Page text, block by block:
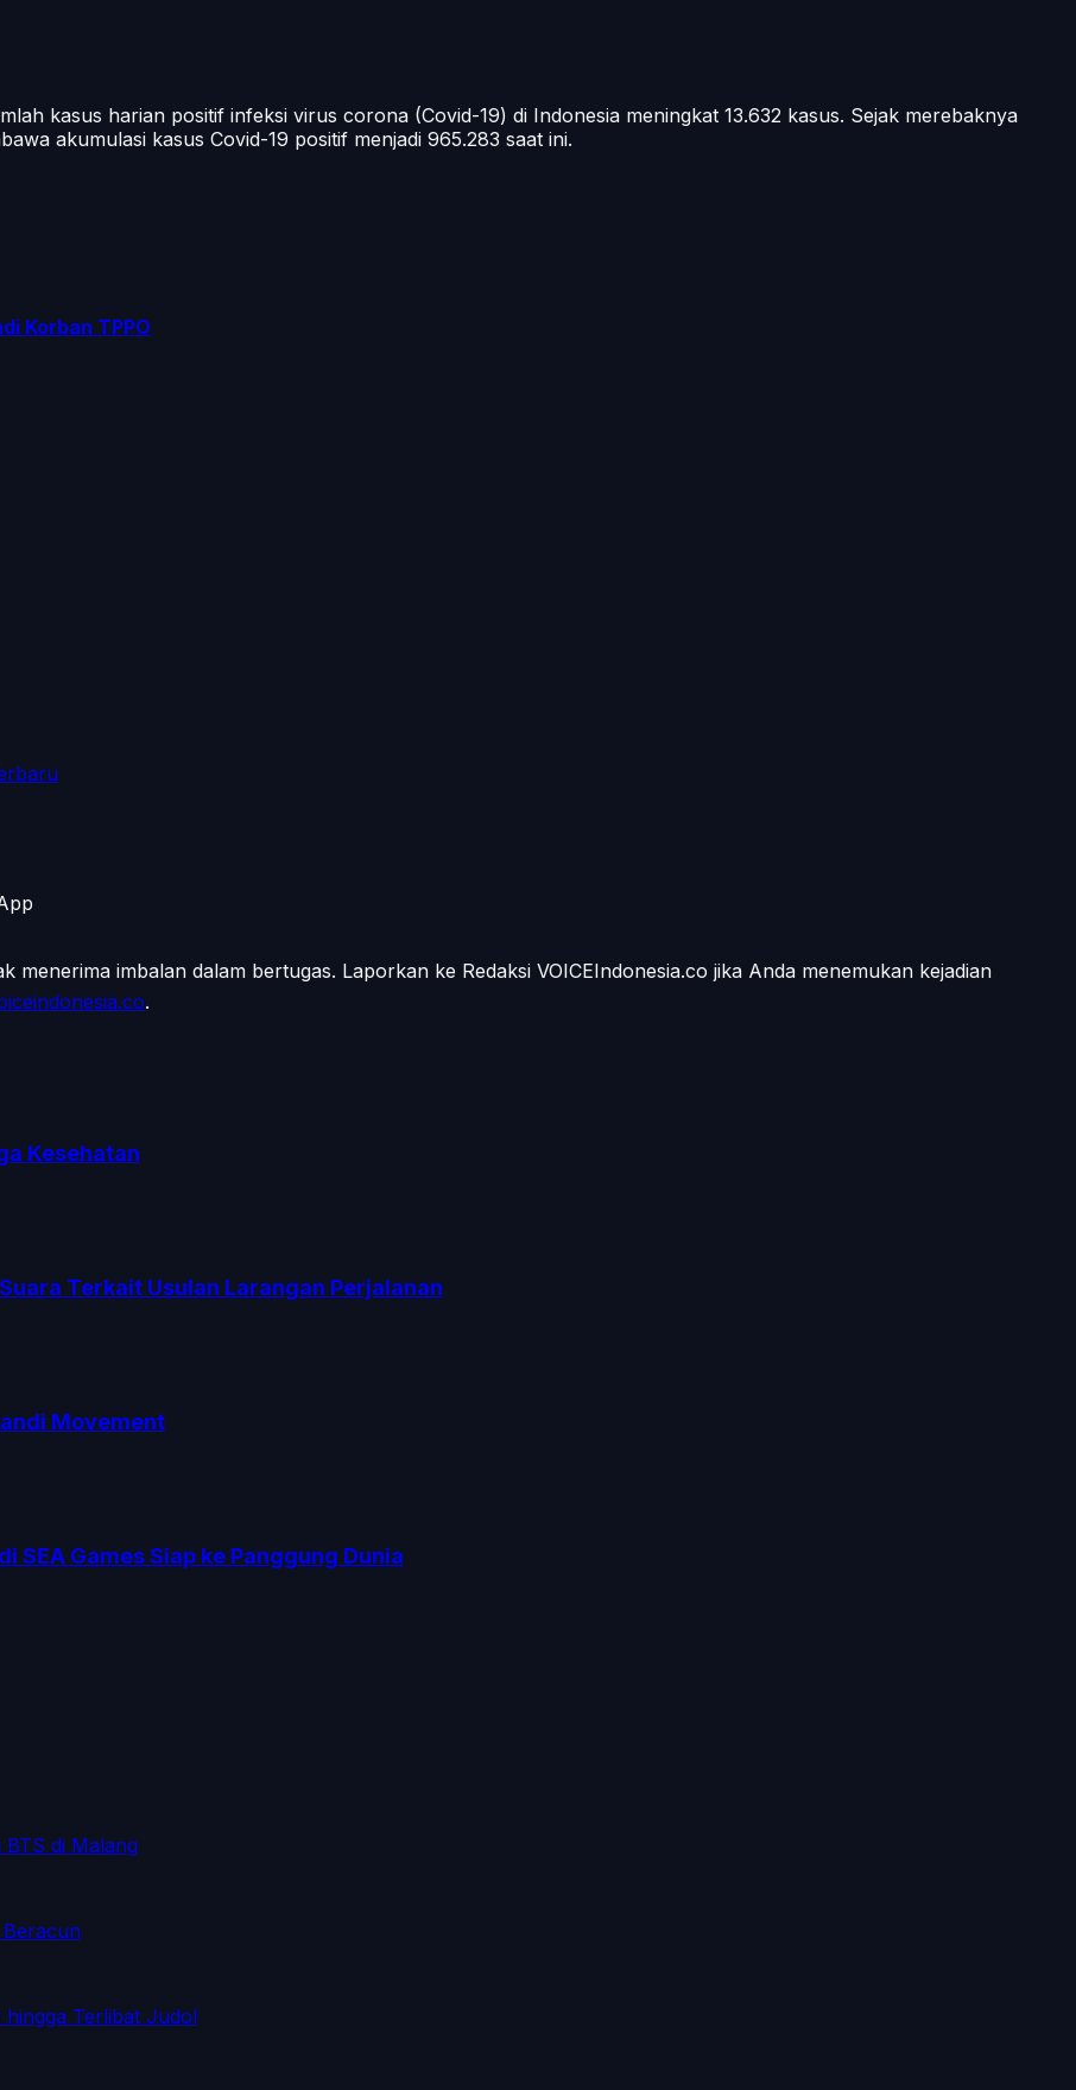
kasus harian positif infeksi virus corona (Covid-19) di Indonesia meningkat 13.632 kasus. Sejak merebaknya
akumulasi kasus Covid-19 positif menjadi 965.283 saat ini.
Korban TPPO
menerima imbalan dalam bertugas. Laporkan ke Redaksi VOICEIndonesia.co jika Anda menemukan kejadian
.
Kesehatan
Terkait Usulan Larangan Perjalanan
Movement
Games Siap ke Panggung Dunia
di Malang
hingga Terlibat Judol